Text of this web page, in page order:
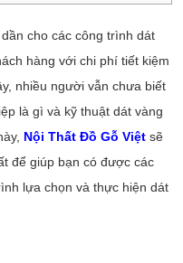
cho các công trình dát
hàng với chi phí tiết kiệm
nhiều người vẫn chưa biết
là gì và kỹ thuật dát vàng
Nội Thất Đồ Gỗ Việt sẽ
để giúp bạn có được các
lựa chọn và thực hiện dát